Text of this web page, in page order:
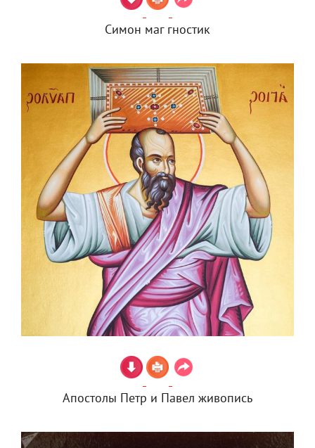
Симон маг гностик
Апостолы Петр и Павел живопись